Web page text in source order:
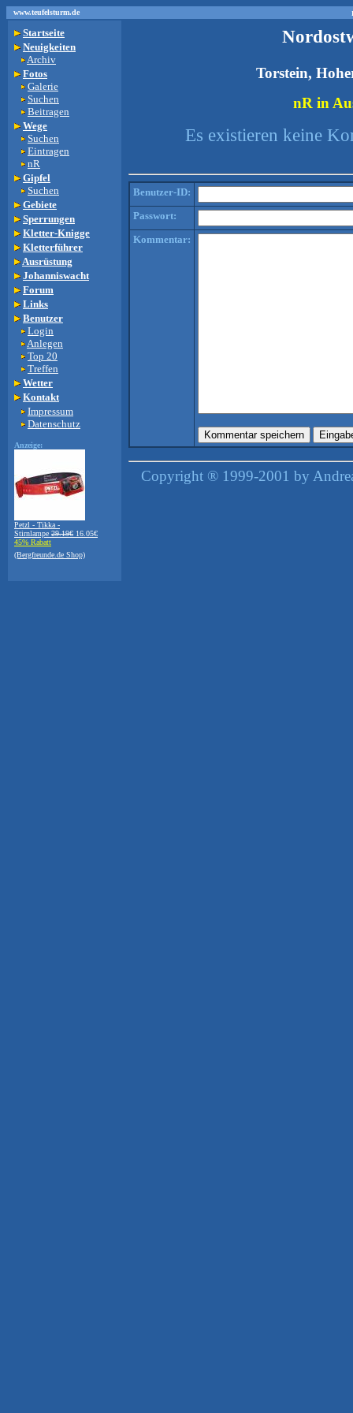
www.teufelsturm.de
Startseite
Neuigkeiten
Archiv
Fotos
Galerie
Suchen
Beitragen
Wege
Suchen
Eintragen
nR
Gipfel
Suchen
Gebiete
Sperrungen
Kletter-Knigge
Kletterführer
Ausrüstung
Johanniswacht
Forum
Links
Benutzer
Login
Anlegen
Top 20
Treffen
Wetter
Kontakt
Impressum
Datenschutz
Anzeige:
Petzl - Tikka -
Stirnlampe 29.19€ 16.05€
45% Rabatt
(Bergfreunde.de Shop)
Torstein,
nR in
Es existieren keine
Benutzer-ID:
Passwort:
Kommentar:
Copyright ® 1999-2001 by